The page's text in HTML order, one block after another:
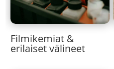
Filmikemiat &
erilaiset välineet